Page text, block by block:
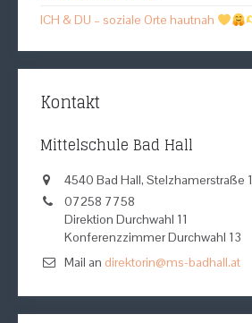
ICH & DU – soziale Orte hautnah
Kontakt
Mittelschule Bad Hall
4540 Bad Hall, Stelzhamerstraße 1
07258 7758
Direktion Durchwahl 11
Konferenzzimmer Durchwahl 13
Mail an direktorin@ms-badhall.at